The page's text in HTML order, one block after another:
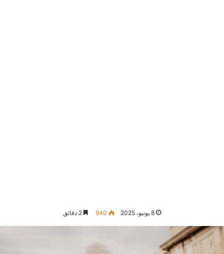
8 يونيو، 2025 940